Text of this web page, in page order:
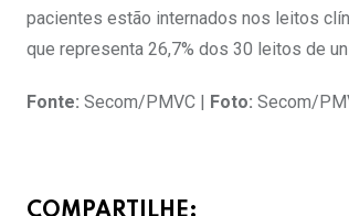
pacientes estão internados nos leitos
que representa 26,7% dos 30 leitos de
Fonte: Secom/PMVC | Foto: Secom/